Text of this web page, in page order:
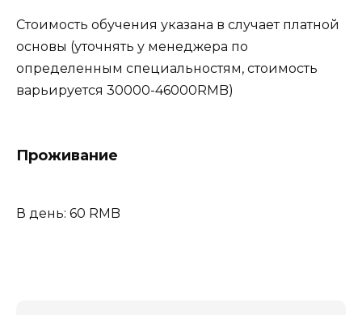
Стоимость обучения указана в случает платной
основы (уточнять у менеджера по
определенным специальностям, стоимость
варьируется 30000-46000RMB)
Проживание
В день: 60 RMB